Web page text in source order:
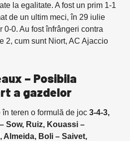
la egalitate. A fost un prim 1-1
de un ultim meci, în 29 iulie
0-0. Au fost înfrângeri contra
2, cum sunt Niort, AC Ajaccio
– Posibila
a gazdelor
teren o formulă de joc 3-4-3,
Sow, Ruiz, Kouassi –
Boli – Saivet,